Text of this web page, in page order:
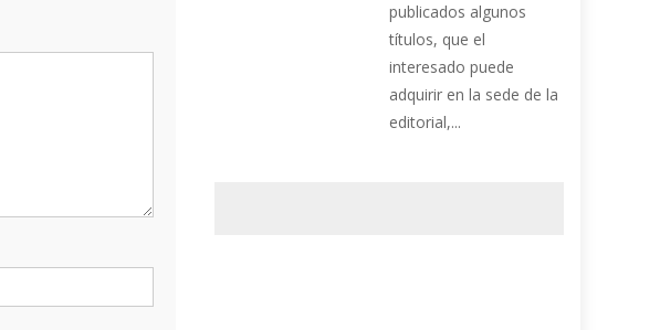
publicados algunos
títulos, que el
interesado puede
adquirir en la sede de la
editorial,...